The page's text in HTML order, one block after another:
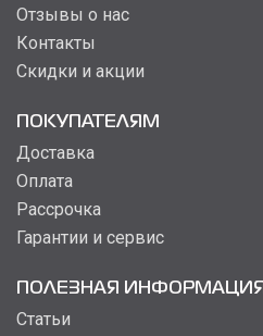
Отзывы о нас
Контакты
Скидки и акции
ПОКУПАТЕЛЯМ
Доставка
Оплата
Рассрочка
Гарантии и сервис
ПОЛЕЗНАЯ ИНФОРМАЦИЯ
Статьи